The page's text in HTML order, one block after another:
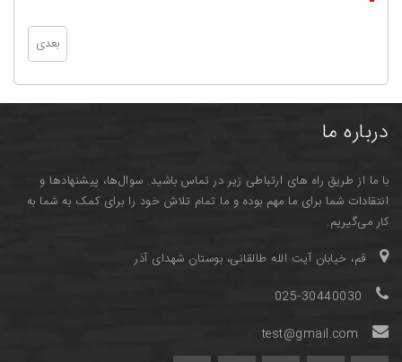
درباره ما
با ما از طریق راه های ارتباطی زیر در تماس باشید. سوال‌ها، پیشنهادها و
انتقادات شما برای ما مهم بوده و ما تمام تلاش خود را برای کمک به شما به
کار می‌گیریم.
قم، خیابان آیت الله طالقانی، بوستان شهدای آذر
025-30440030
test@gmail.com